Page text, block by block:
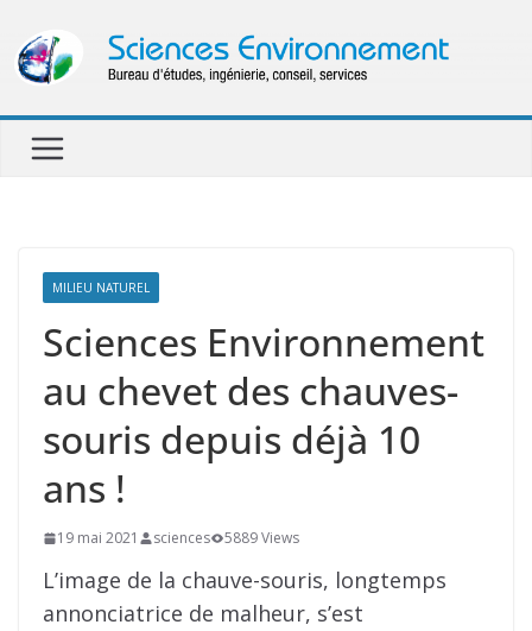
au
contenu
MILIEU NATUREL
Sciences Environnement
au chevet des chauves-
souris depuis déjà 10
ans !
19 mai 2021 sciences 5889 Views
L’image de la chauve-souris, longtemps
annonciatrice de malheur, s’est